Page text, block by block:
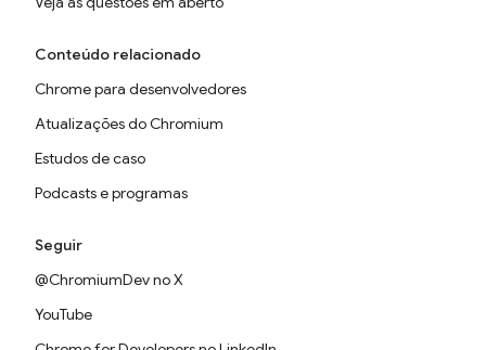
Conteúdo relacionado
Chrome para desenvolvedores
Atualizações do Chromium
Estudos de caso
Podcasts e programas
Seguir
@ChromiumDev no X
YouTube